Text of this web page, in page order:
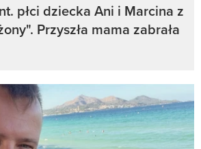
płci dziecka Ani i Marcina z
Przyszła mama zabrała